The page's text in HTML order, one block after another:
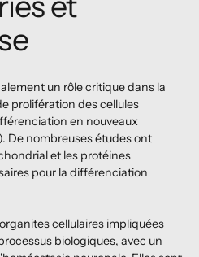
un rôle critique dans la
prolifération des cellules
en nouveaux
De nombreuses études ont
et les protéines
pour la différenciation
cellulaires impliquées
biologiques, avec un